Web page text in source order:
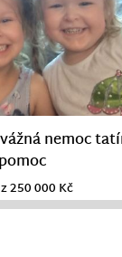
nemoc
250 000 Kč